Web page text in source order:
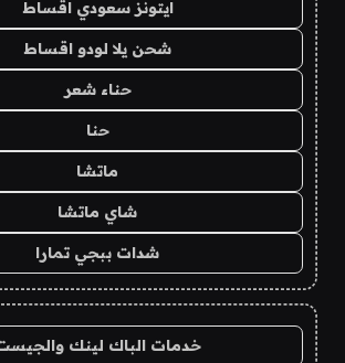
ايتونز سعودي اقساط
شحن يلا لودو اقساط
حناء شعر
حنا
ماتشا
شاي ماتشا
شدات ببجي تمارا
خدمات الباك لينك